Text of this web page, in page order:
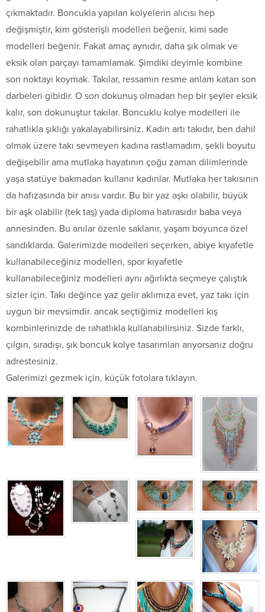
çıkmaktadır. Boncukla yapılan kolyelerin alıcısı hep
değişmiştir, kim gösterişli modelleri beğenir, kimi sade
modelleri beğenir. Fakat amaç aynıdır, daha şık olmak ve
eksik olan parçayı tamamlamak. Şimdiki deyimle kombine
son noktayı koymak. Takılar, ressamın resme anlam katan son
darbeleri gibidir. O son dokunuş olmadan hep bir şeyler eksik
kalır, son dokunuştur takılar. Boncuklu kolye modelleri ile
rahatlıkla şıklığı yakalayabilirsiniz. Kadın artı takıdır, ben dahil
olmak üzere takı sevmeyen kadına rastlamadım, şekli boyutu
değişebilir ama mutlaka hayatının çoğu zaman dilimlerinde
yaşa statüye bakmadan kullanır kadınlar. Mutlaka her takısının
da hafızasında bir anısı vardır. Bu bir yaz aşkı olabilir, büyük
bir aşk olabilir (tek taş) yada diploma hatırasıdır baba veya
annesinden. Bu anılar özenle saklanır, yaşam boyunca özel
sandıklarda. Galerimizde modelleri seçerken, abiye kıyafetle
kullanabileceğiniz modelleri, spor kıyafetle
kullanabileceğiniz modelleri aynı ağırlıkta seçmeye çalıştık
sizler için. Takı değince yaz gelir aklımıza evet, yaz takı için
uygun bir mevsimdir. ancak seçtiğimiz modelleri kış
kombinlerinizde de rahatlıkla kullanabilirsiniz. Sizde farklı,
çılgın, sıradışı, şık boncuk kolye tasarımları arıyorsanız doğru
adrestesiniz.
Galerimizi gezmek için, küçük fotolara tıklayın.